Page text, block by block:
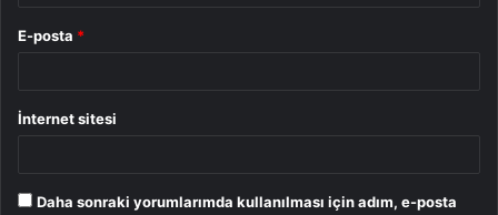
E-posta *
İnternet sitesi
Daha sonraki yorumlarımda kullanılması için adım, e-posta